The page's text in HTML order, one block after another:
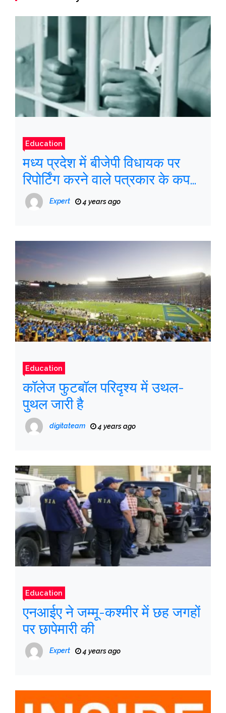
Education
मध्य प्रदेश में बीजेपी विधायक पर
रिपोर्टिंग करने वाले पत्रकार के कपड़े
उतारकर पुलिस ने हिरासत में लिया
Expert 4 years ago
Education
कॉलेज फुटबॉल परिदृश्य में उथल-
पुथल जारी है
digitateam 4 years ago
Education
एनआईए ने जम्मू-कश्मीर में छह जगहों
पर छापेमारी की
Expert 4 years ago